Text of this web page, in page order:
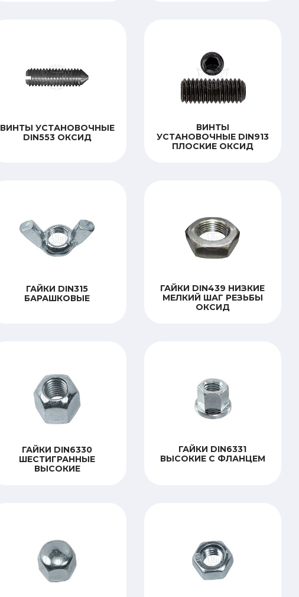
ВИНТЫ УСТАНОВОЧНЫЕ
DIN553 ОКСИД
ВИНТЫ
УСТАНОВОЧНЫЕ DIN913
ПЛОСКИЕ ОКСИД
ГАЙКИ DIN315
БАРАШКОВЫЕ
ГАЙКИ DIN439 НИЗКИЕ
МЕЛКИЙ ШАГ РЕЗЬБЫ
ОКСИД
ГАЙКИ DIN6330
ШЕСТИГРАННЫЕ
ВЫСОКИЕ
ГАЙКИ DIN6331
ВЫСОКИЕ С ФЛАНЦЕМ